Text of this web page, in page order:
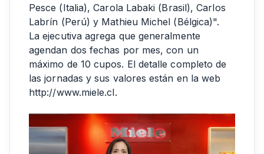
Pesce (Italia), Carola Labaki (Brasil), Carlos
Labrín (Perú) y Mathieu Michel (Bélgica)".
La ejecutiva agrega que generalmente
agendan dos fechas por mes, con un
máximo de 10 cupos. El detalle completo de
las jornadas y sus valores están en la web
http://www.miele.cl.